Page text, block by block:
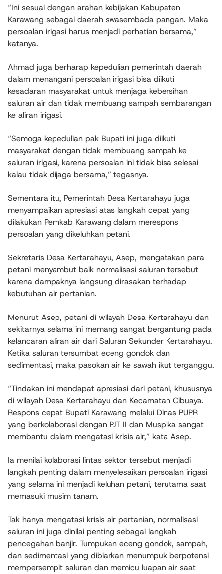
“Ini sesuai dengan arahan kebijakan Kabupaten
Karawang sebagai daerah swasembada pangan. Maka
persoalan irigasi harus menjadi perhatian bersama,”
katanya.
Ahmad juga berharap kepedulian pemerintah daerah
dalam menangani persoalan irigasi bisa diikuti
kesadaran masyarakat untuk menjaga kebersihan
saluran air dan tidak membuang sampah sembarangan
ke aliran irigasi.
“Semoga kepedulian pak Bupati ini juga diikuti
masyarakat dengan tidak membuang sampah ke
saluran irigasi, karena persoalan ini tidak bisa selesai
kalau tidak dijaga bersama,” tegasnya.
Sementara itu, Pemerintah Desa Kertarahayu juga
menyampaikan apresiasi atas langkah cepat yang
dilakukan Pemkab Karawang dalam merespons
persoalan yang dikeluhkan petani.
Sekretaris Desa Kertarahayu, Asep, mengatakan para
petani menyambut baik normalisasi saluran tersebut
karena dampaknya langsung dirasakan terhadap
kebutuhan air pertanian.
Menurut Asep, petani di wilayah Desa Kertarahayu dan
sekitarnya selama ini memang sangat bergantung pada
kelancaran aliran air dari Saluran Sekunder Kertarahayu.
Ketika saluran tersumbat eceng gondok dan
sedimentasi, maka pasokan air ke sawah ikut terganggu.
“Tindakan ini mendapat apresiasi dari petani, khususnya
di wilayah Desa Kertarahayu dan Kecamatan Cibuaya.
Respons cepat Bupati Karawang melalui Dinas PUPR
yang berkolaborasi dengan PJT II dan Muspika sangat
membantu dalam mengatasi krisis air,” kata Asep.
Ia menilai kolaborasi lintas sektor tersebut menjadi
langkah penting dalam menyelesaikan persoalan irigasi
yang selama ini menjadi keluhan petani, terutama saat
memasuki musim tanam.
Tak hanya mengatasi krisis air pertanian, normalisasi
saluran ini juga dinilai penting sebagai langkah
pencegahan banjir. Tumpukan eceng gondok, sampah,
dan sedimentasi yang dibiarkan menumpuk berpotensi
mempersempit saluran dan memicu luapan air saat